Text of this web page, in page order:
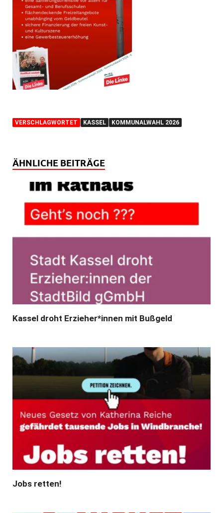
VERSCHLAGWORTET KASSEL KOMMUNALWAHL 2026
ÄHNLICHE BEITRÄGE
Kassel droht Erzieher*innen mit Bußgeld
Jobs retten!